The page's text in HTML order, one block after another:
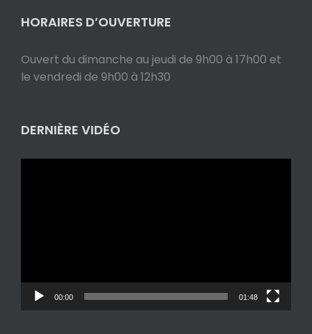
HORAIRES D’OUVERTURE
Ouvert du dimanche au jeudi de 9h00 à 17h00 et
le vendredi de 9h00 à 12h30
DERNIÈRE VIDÉO
00:00 01:48